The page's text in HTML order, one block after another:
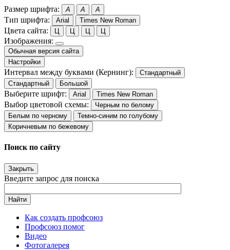
Размер шрифта: A A A
Тип шрифта: Arial Times New Roman
Цвета сайта: Ц Ц Ц Ц
Изображения:
Обычная версия сайта
Настройки
Интервал между буквами (Кернинг):
Стандартный
Стандартный
Большой
Выберите шрифт: Arial Times New Roman
Выбор цветовой схемы:
Черным по белому
Белым по черному
Темно-синим по голубому
Коричневым по бежевому
Поиск по сайту
Закрыть
Введите запрос для поиска
Найти
Как создать профсоюз
Профсоюз помог
Видео
Фотогалерея